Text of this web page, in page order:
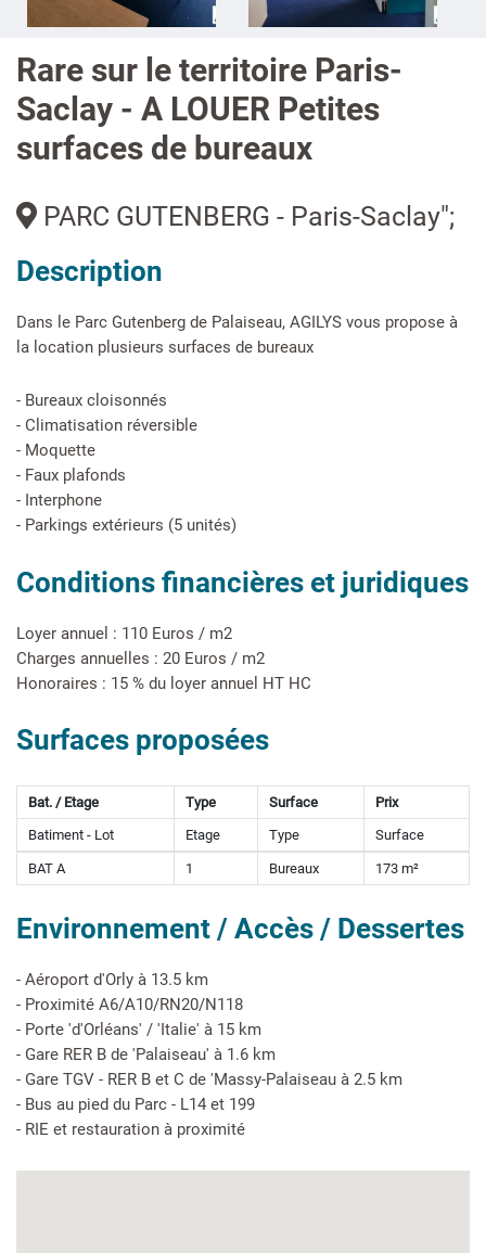
Rare sur le territoire Paris-
Saclay - A LOUER Petites
surfaces de bureaux
PARC GUTENBERG - Paris-Saclay";
Description
Dans le Parc Gutenberg de Palaiseau, AGILYS vous propose à
la location plusieurs surfaces de bureaux
- Bureaux cloisonnés
- Climatisation réversible
- Moquette
- Faux plafonds
- Interphone
- Parkings extérieurs (5 unités)
Conditions financières et juridiques
Loyer annuel : 110 Euros / m2
Charges annuelles : 20 Euros / m2
Honoraires : 15 % du loyer annuel HT HC
Surfaces proposées
Bat. / Etage Type Surface
Prix
Batiment - Lot
Etage Type Surface
BAT A 1 Bureaux 173 m²
Environnement / Accès / Dessertes
- Aéroport d'Orly à 13.5 km
- Proximité A6/A10/RN20/N118
- Porte 'd'Orléans' / 'Italie' à 15 km
- Gare RER B de 'Palaiseau' à 1.6 km
- Gare TGV - RER B et C de 'Massy-Palaiseau à 2.5 km
- Bus au pied du Parc - L14 et 199
- RIE et restauration à proximité